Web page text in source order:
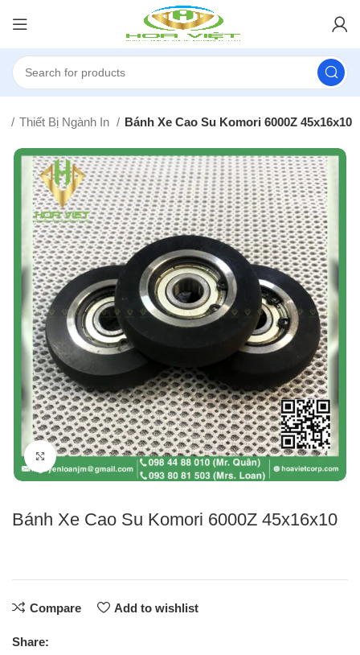
Thiết Bị Ngành In Bánh Xe Cao Su Komori 6000Z 45x16x10
Click to enlarge
Bánh Xe Cao Su Komori 6000Z 45x16x10
Compare Add to wishlist
Share: